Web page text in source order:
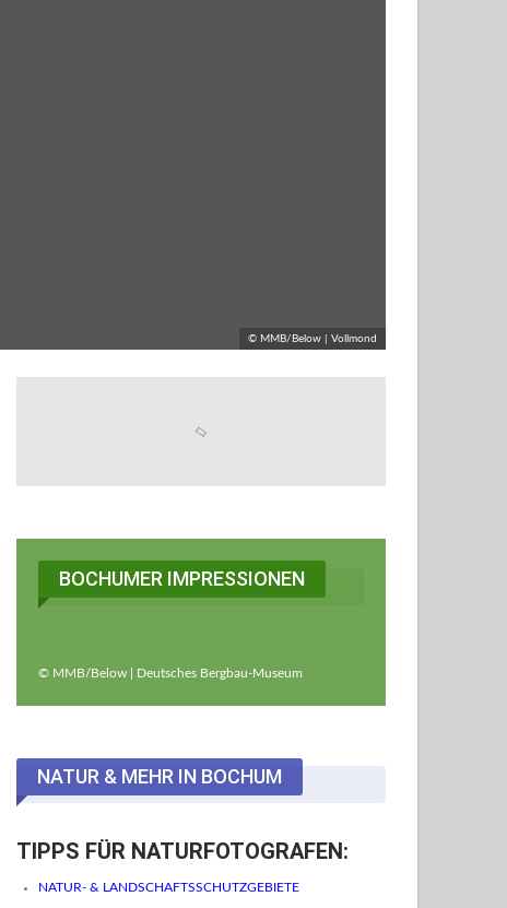
© MMB/Below | Vollmond
BOCHUMER IMPRESSIONEN
© MMB/Below | Deutsches Bergbau-Museum
NATUR & MEHR IN BOCHUM
TIPPS FÜR NATURFOTOGRAFEN:
NATUR- & LANDSCHAFTSSCHUTZGEBIETE